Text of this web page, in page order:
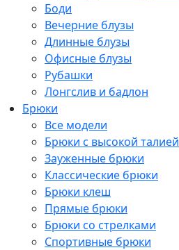
Боди
Вечерние блузы
Длинные блузы
Офисные блузы
Рубашки
Лонгслив и бадлон
Брюки
Все модели
Брюки с высокой талией
Зауженные брюки
Классические брюки
Брюки клеш
Прямые брюки
Брюки со стрелками
Спортивные брюки